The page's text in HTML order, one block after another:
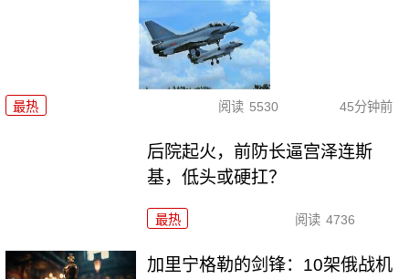
最热 阅读 5530 45分钟前
后院起火，前防长逼宫泽连斯
基，低头或硬扛？
最热 阅读 4736
加里宁格勒的剑锋：10架俄战机